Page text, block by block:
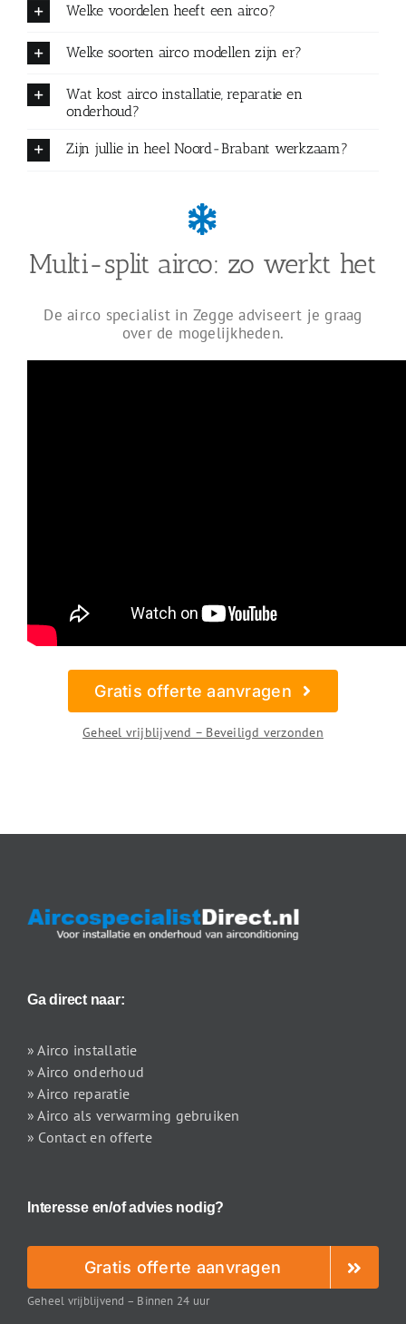
Welke voordelen heeft een airco?
Welke soorten airco modellen zijn er?
Wat kost airco installatie, reparatie en
onderhoud?
Zijn jullie in heel Noord-Brabant werkzaam?
Multi-split airco: zo werkt het
De airco specialist in Zegge adviseert je graag
over de mogelijkheden.
Gratis offerte aanvragen
Geheel vrijblijvend – Beveiligd verzonden
Ga direct naar:
» Airco installatie
» Airco onderhoud
» Airco reparatie
» Airco als verwarming gebruiken
» Contact en offerte
Interesse en/of advies nodig?
Gratis offerte aanvragen
Geheel vrijblijvend – Binnen 24 uur